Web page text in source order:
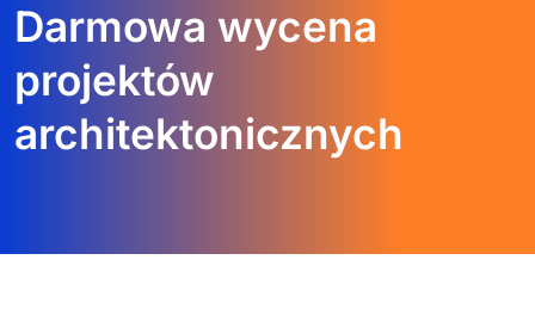
Darmowa wycena
projektów
architektonicznych